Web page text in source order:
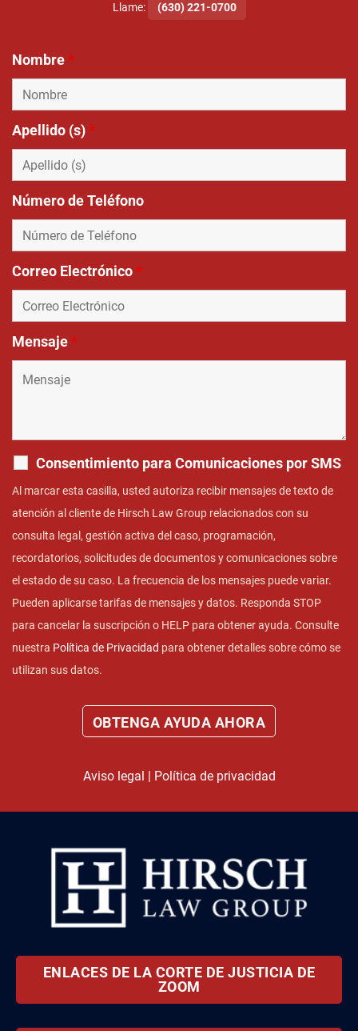
Llame:
(630) 221-0700
Nombre*
Apellido (s)*
Número de Teléfono
Correo Electrónico*
Mensaje*
Consentimiento para Comunicaciones por SMS
Al marcar esta casilla, usted autoriza recibir mensajes de texto de
atención al cliente de Hirsch Law Group relacionados con su
consulta legal, gestión activa del caso, programación,
recordatorios, solicitudes de documentos y comunicaciones sobre
el estado de su caso. La frecuencia de los mensajes puede variar.
Pueden aplicarse tarifas de mensajes y datos. Responda STOP
para cancelar la suscripción o HELP para obtener ayuda. Consulte
nuestra Política de Privacidad para obtener detalles sobre cómo se
utilizan sus datos.
Aviso legal Política de privacidad
ENLACES DE LA CORTE DE JUSTICIA DE
ZOOM